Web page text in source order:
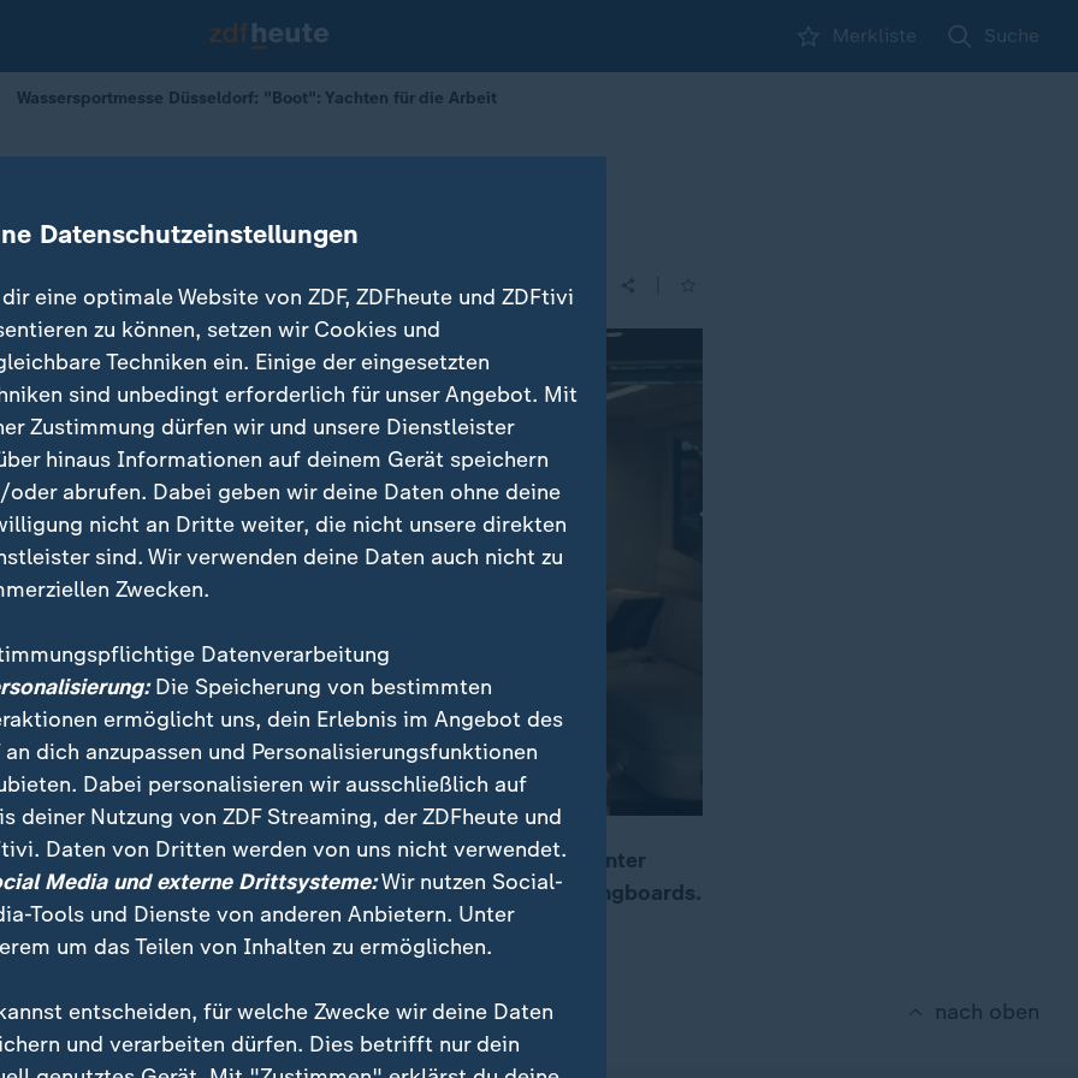
Merkliste Suche
Wassersportmesse Düsseldorf: "Boot": Yachten für die Arbeit
Düsseldorf
für die Arbeit
in Düsseldorf gibt es viele Neuheiten zu sehen. Unter
für den Arbeitsalltag von Tech-Milliardären und Foilingboards.
nach oben
Datenschutzeinstellungen
eine optimale Website von ZDF, ZDFheute und ZDFtivi
zu können, setzen wir Cookies und
Techniken ein. Einige der eingesetzten
sind unbedingt erforderlich für unser Angebot. Mit
Zustimmung dürfen wir und unsere Dienstleister
hinaus Informationen auf deinem Gerät speichern
oder abrufen. Dabei geben wir deine Daten ohne deine
nicht an Dritte weiter, die nicht unsere direkten
sind. Wir verwenden deine Daten auch nicht zu
Zwecken.
Datenverarbeitung
Die Speicherung von bestimmten
ermöglicht uns, dein Erlebnis im Angebot des
an dich anzupassen und Personalisierungsfunktionen
Dabei personalisieren wir ausschließlich auf
deiner Nutzung von ZDF Streaming, der ZDFheute und
Daten von Dritten werden von uns nicht verwendet.
Media und externe Drittsysteme:Wir nutzen Social-
Tools und Dienste von anderen Anbietern. Unter
um das Teilen von Inhalten zu ermöglichen.
entscheiden, für welche Zwecke wir deine Daten
und verarbeiten dürfen. Dies betrifft nur dein